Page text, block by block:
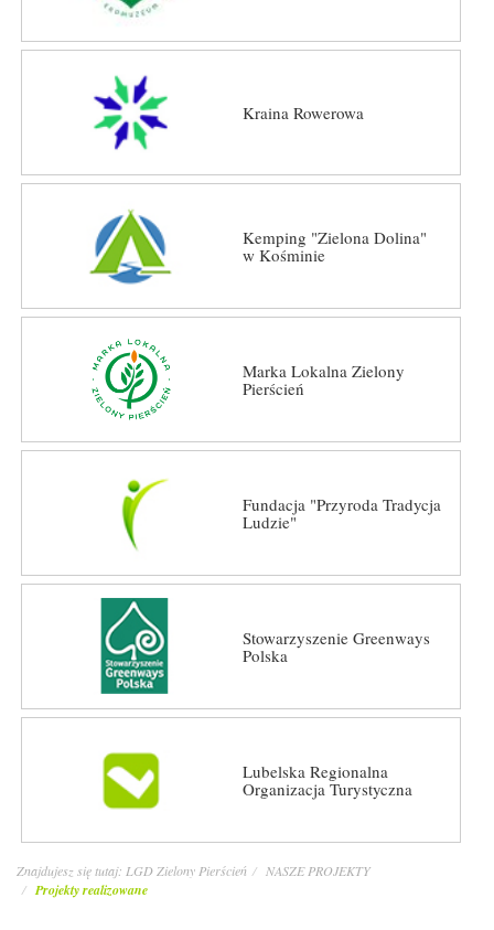
Kraina Rowerowa
Kemping "Zielona Dolina"
w Kośminie
Marka Lokalna Zielony
Pierścień
Fundacja "Przyroda Tradycja
Ludzie"
Stowarzyszenie Greenways
Polska
Lubelska Regionalna
Organizacja Turystyczna
Znajdujesz się tutaj: LGD Zielony Pierścień NASZE PROJEKTY
Projekty realizowane